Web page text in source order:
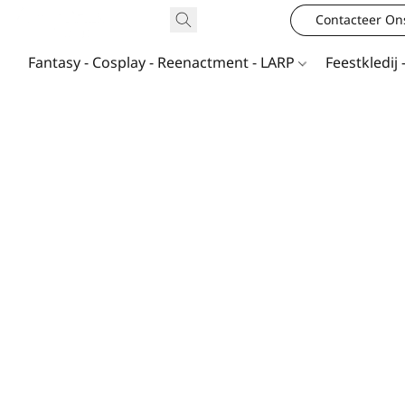
Contacteer
Fantasy - Cosplay - Reenactment - LARP Feestkledij